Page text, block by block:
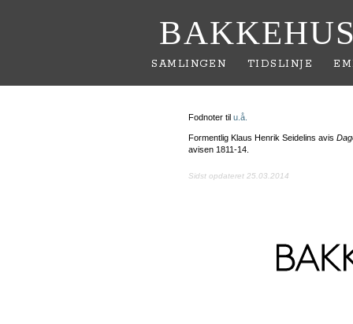
SAMLINGEN TIDSLINJE
Fodnoter til u.å.
Formentlig Klaus Henrik Seidelins avis
avisen 1811-14.
Sidst opdateret 25.03.2014